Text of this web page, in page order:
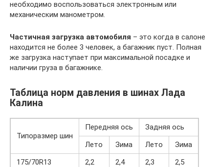
необходимо воспользоваться электронным или
механическим манометром.
Частичная загрузка автомобиля – это когда в салоне
находится не более 3 человек, а багажник пуст. Полная
же загрузка наступает при максимальной посадке и
наличии груза в багажнике.
Таблица норм давления в шинах Лада
Калина
Типоразмер шин
Передняя ось
Задняя ось
Лето
Зима Лето
Зима
175/70R13
2,2 2,4 2,3
2,5